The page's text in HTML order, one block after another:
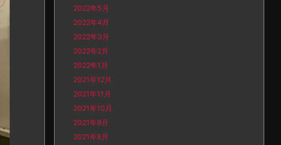
2022年5月
2022年4月
2022年3月
2022年2月
2022年1月
2021年12月
2021年11月
2021年10月
2021年9月
2021年8月